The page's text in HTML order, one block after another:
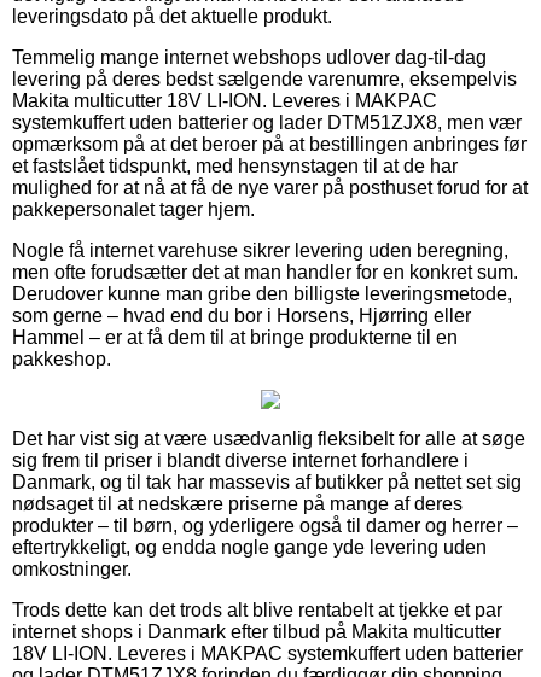
leveringsdato på det aktuelle produkt.
Temmelig mange internet webshops udlover dag-til-dag
levering på deres bedst sælgende varenumre, eksempelvis
Makita multicutter 18V LI-ION. Leveres i MAKPAC
systemkuffert uden batterier og lader DTM51ZJX8, men vær
opmærksom på at det beroer på at bestillingen anbringes før
et fastslået tidspunkt, med hensynstagen til at de har
mulighed for at nå at få de nye varer på posthuset forud for at
pakkepersonalet tager hjem.
Nogle få internet varehuse sikrer levering uden beregning,
men ofte forudsætter det at man handler for en konkret sum.
Derudover kunne man gribe den billigste leveringsmetode,
som gerne – hvad end du bor i Horsens, Hjørring eller
Hammel – er at få dem til at bringe produkterne til en
pakkeshop.
Det har vist sig at være usædvanlig fleksibelt for alle at søge
sig frem til priser i blandt diverse internet forhandlere i
Danmark, og til tak har massevis af butikker på nettet set sig
nødsaget til at nedskære priserne på mange af deres
produkter – til børn, og yderligere også til damer og herrer –
eftertrykkeligt, og endda nogle gange yde levering uden
omkostninger.
Trods dette kan det trods alt blive rentabelt at tjekke et par
internet shops i Danmark efter tilbud på Makita multicutter
18V LI-ION. Leveres i MAKPAC systemkuffert uden batterier